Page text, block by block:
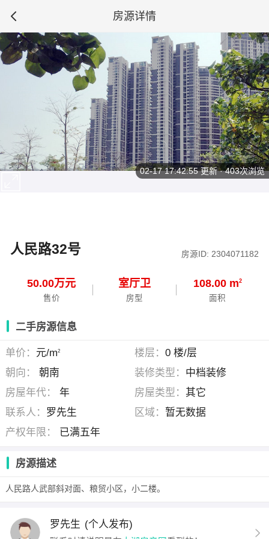
房源详情
人民路32号 房源ID: 2304071182
50.00万元
售价
室厅卫
房型
108.00 m2
面积
02-17 17:42:55更新 · 403次浏览
二手房源信息
单价： 元/m2 楼层： 0 楼/层
朝向：
朝南 装修类型： 中档装修
房屋年代：
年 房屋类型： 其它
联系人： 罗先生 区域： 暂无数据
产权年限：
已满五年
房源描述
人民路人武部斜对面、粮贸小区，小二楼。
罗先生 (个人发布)